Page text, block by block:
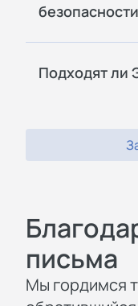
Подходят ли
письма
Мы гордимся